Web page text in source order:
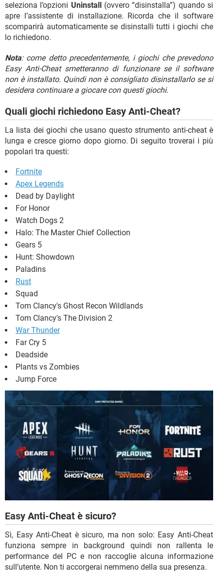
seleziona l’opzioni Uninstall(ovvero “disinstalla”) quando si
apre l’assistente di installazione. Ricorda che il software
scomparirà automaticamente se disinstalli tutti i giochi che
lo richiedono.
Nota: come detto precedentemente, i giochi che prevedono
Easy Anti-Cheat smetteranno di funzionare se il software
non è installato. Quindi non è consigliato disinstallarlo se si
desidera continuare a giocare con questi giochi.
Quali giochi richiedono Easy Anti-Cheat?
La lista dei giochi che usano questo strumento anti-cheat è
lunga e cresce giorno dopo giorno. Di seguito troverai i più
popolari tra questi:
Fortnite
Apex Legends
Dead by Daylight
For Honor
Watch Dogs 2
Halo: The Master Chief Collection
Gears 5
Hunt: Showdown
Paladins
Rust
Squad
Tom Clancy's Ghost Recon Wildlands
Tom Clancy's The Division 2
War Thunder
Far Cry 5
Deadside
Plants vs Zombies
Jump Force
Easy Anti-Cheat è sicuro?
Sì, Easy Anti-Cheat è sicuro, ma non solo: Easy Anti-Cheat
funziona sempre in background quindi non rallenta le
performance del PC e non raccoglie alcuna informazione
sull’utente. Non ti accorgerai nemmeno della sua presenza.